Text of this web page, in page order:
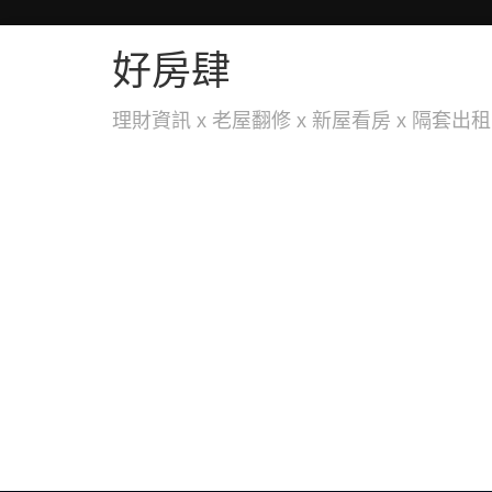
好房肆
理財資訊 x 老屋翻修 x 新屋看房 x 隔套出